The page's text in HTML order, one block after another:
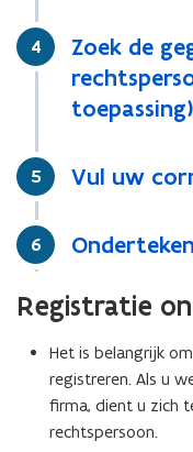
Stap
4
Zoek de
toepassing)
Stap
5 Vul uw
Stap
6
Registratie
Het is belangrijk
registreren. Als u
firma, dient u zich
rechtspersoon.